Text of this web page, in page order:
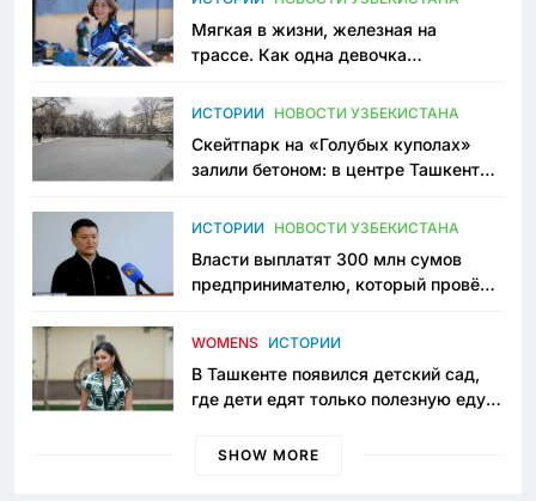
Мягкая в жизни, железная на
трассе. Как одна девочка
Узбекистане
ИСТОРИИ НОВОСТИ УЗБЕКИСТАНА
Скейтпарк на «Голубых куполах»
залили бетоном: в центре Ташкента
пространство
ИСТОРИИ НОВОСТИ УЗБЕКИСТАНА
Власти выплатят 300 млн сумов
предпринимателю, который провёл
приговору
WOMENS ИСТОРИИ
В Ташкенте появился детский сад,
где дети едят только полезную еду.
просить «кашу без сахара»
SHOW MORE